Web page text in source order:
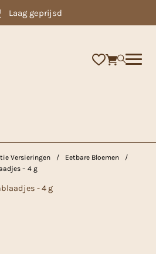
Laag geprijsd
Versieringen / Eetbare Bloemen
/
– 4 g